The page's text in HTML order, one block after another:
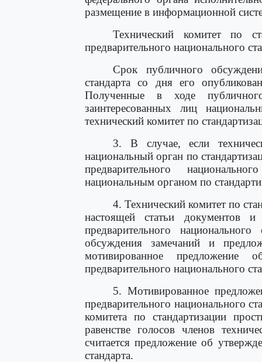
размещение в информационной
Технический комитет по
предварительного национального
Срок публичного
стандарта со дня его
Полученные в ходе
заинтересованных лиц
технический комитет по
3. В случае, если
национальный орган по
предварительного
национальным органом по
4. Технический комитет по
настоящей статьи документов и
предварительного
обсуждения замечаний и
мотивированное предложение
предварительного национального
5. Мотивированное
предварительного национального
комитета по стандартизации
равенстве голосов членов
считается предложение об
стандарта.